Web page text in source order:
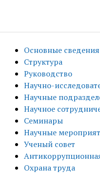
Основные сведения
Структура
Руководство
Научно-
Научные
Научное
Семинары
Научные
Ученый совет
Охрана труда